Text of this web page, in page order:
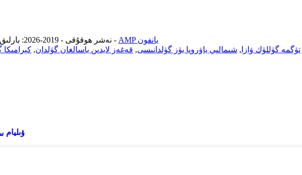
© نەشر ھوقۇقى - 2019-2026: بارلىق ھوقۇقلار قوغدىلىدۇ. -
AMP يانفون
تۈگمە گۈللۈك ۋازا , شىمالىي ياۋروپا يۈز گۈلدانىسى, قەغەز لايدىن ياسالغان گۈلدان,
ۋىليام